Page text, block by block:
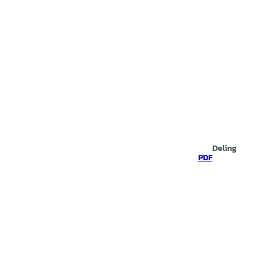
PDF
Deling